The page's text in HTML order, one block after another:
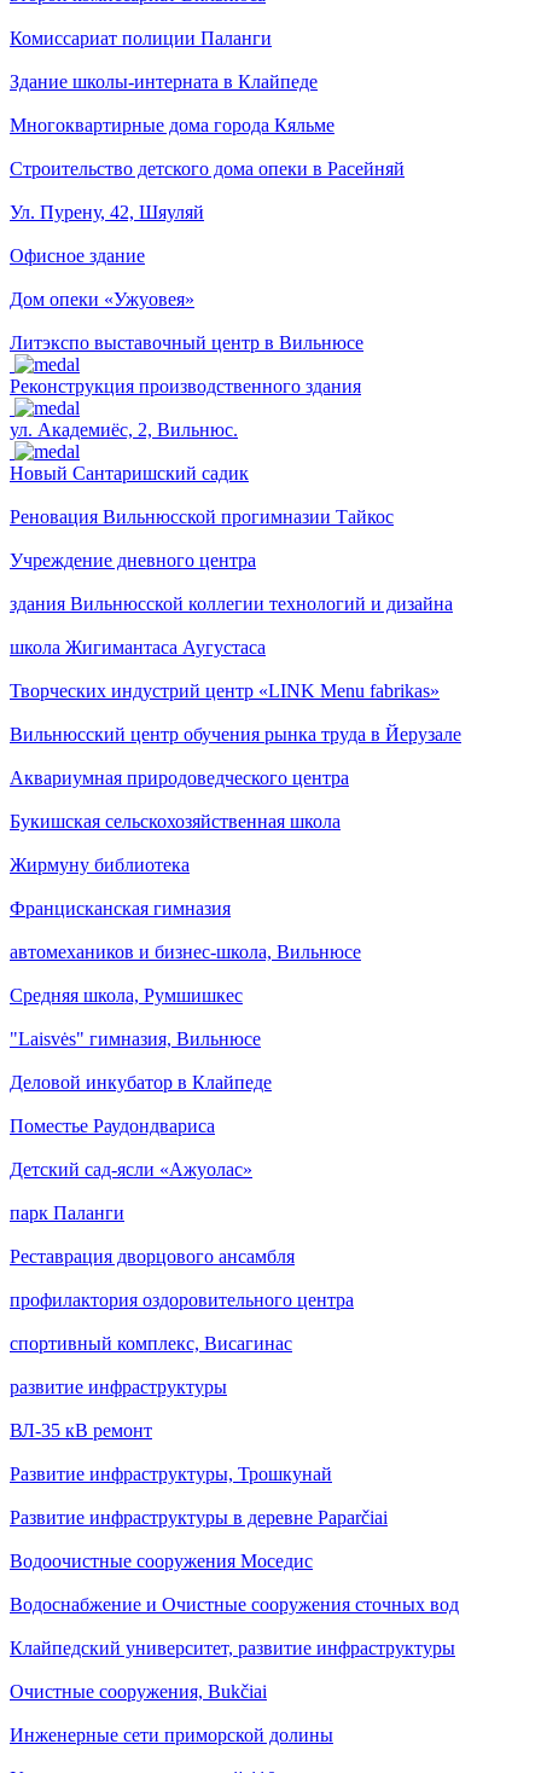
Комиссариат полиции Паланги
Здание школы-интерната в Клайпеде
Многоквартирные дома города Кяльме
Строительство детского дома опеки в Расейняй
Ул. Пурену, 42, Шяуляй
Офисное здание
Дом опеки «Ужуовея»
Литэкспо выставочный центр в Вильнюсе
Реконструкция производственного здания
ул. Академиёс, 2, Вильнюс.
Новый Сантаришский садик
Реновация Вильнюсской прогимназии Тайкос
Учреждение дневного центра
здания Вильнюсской коллегии технологий и дизайна
школа Жигимантаса Аугустаса
Творческих индустрий центр «LINK Menu fabrikas»
Вильнюсский центр обучения рынка труда в Йерузале
Аквариумная природоведческого центра
Букишская сельскохозяйственная школа
Жирмуну библиотека
Францисканская гимназия
автомехаников и бизнес-школа, Вильнюсе
Средняя школа, Румшишкес
"Laisvės" гимназия, Вильнюсе
Деловой инкубатор в Клайпеде
Поместье Раудондвариса
Детский сад-ясли «Ажуолас»
парк Паланги
Реставрация дворцового ансамбля
профилактория оздоровительного центра
спортивный комплекс, Висагинас
развитие инфраструктуры
ВЛ-35 кВ ремонт
Развитие инфраструктуры, Трошкунaй
Развитие инфраструктуры в деревне Paparčiai
Водоочистные сооружения Моседис
Водоснабжение и Очистные сооружения сточных вод
Клайпедский университет, развитие инфраструктуры
Очистные сооружения, Bukčiai
Инженерные сети приморской долины